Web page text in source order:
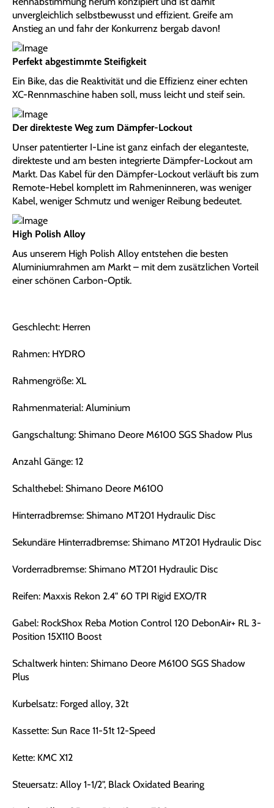
unvergleichlich selbstbewusst und effizient. Greife am
Anstieg an und fahr der Konkurrenz bergab davon!
Perfekt abgestimmte Steifigkeit
Ein Bike, das die Reaktivität und die Effizienz einer echten
XC-Rennmaschine haben soll, muss leicht und steif sein.
Der direkteste Weg zum Dämpfer-Lockout
Unser patentierter I-Line ist ganz einfach der eleganteste,
direkteste und am besten integrierte Dämpfer-Lockout am
Markt. Das Kabel für den Dämpfer-Lockout verläuft bis zum
Remote-Hebel komplett im Rahmeninneren, was weniger
Kabel, weniger Schmutz und weniger Reibung bedeutet.
High Polish Alloy
Aus unserem High Polish Alloy entstehen die besten
Aluminiumrahmen am Markt – mit dem zusätzlichen Vorteil
einer schönen Carbon-Optik.
Geschlecht: Herren
Rahmen: HYDRO
Rahmengröße: XL
Rahmenmaterial: Aluminium
Gangschaltung: Shimano Deore M6100 SGS Shadow Plus
Anzahl Gänge: 12
Schalthebel: Shimano Deore M6100
Hinterradbremse: Shimano MT201 Hydraulic Disc
Sekundäre Hinterradbremse: Shimano MT201 Hydraulic Disc
Vorderradbremse: Shimano MT201 Hydraulic Disc
Reifen: Maxxis Rekon 2.4" 60 TPI Rigid EXO/TR
Gabel: RockShox Reba Motion Control 120 DebonAir+ RL 3-
Position 15X110 Boost
Schaltwerk hinten: Shimano Deore M6100 SGS Shadow
Plus
Kurbelsatz: Forged alloy, 32t
Kassette: Sun Race 11-51t 12-Speed
Kette: KMC X12
Steuersatz: Alloy 1-1/2", Black Oxidated Bearing